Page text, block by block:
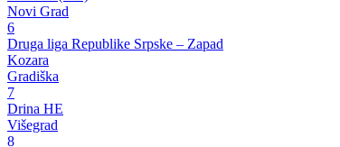
Novi Grad
6
Druga liga Republike Srpske – Zapad
Kozara
Gradiška
7
Drina HE
Višegrad
8